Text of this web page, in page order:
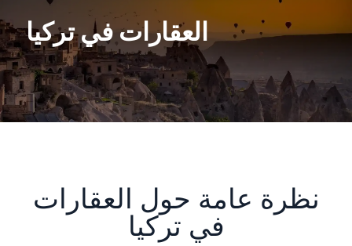
العقارات في تركيا
نظرة عامة حول العقارات
في تركيا